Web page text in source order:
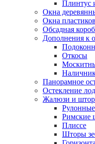
Плинтус
Окна
Окна
Обсадная
Дополнения к
Откосы
Панорамное
Остекление
Жалюзи и
Римские
Плиссе
Шторы